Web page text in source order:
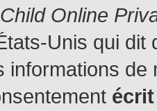
Child Online
Unis qui
informations
écrit